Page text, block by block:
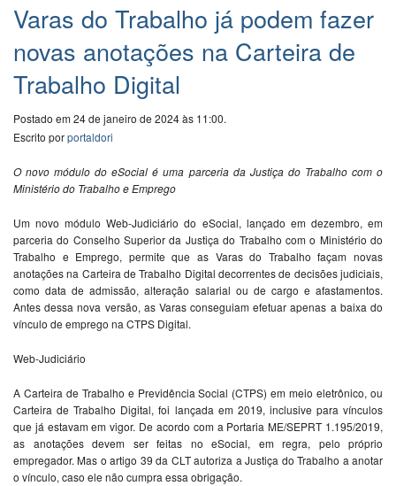
Varas do Trabalho já podem fazer
novas anotações na Carteira de
Trabalho Digital
Postado em 24 de janeiro de 2024 às 11:00.
Escrito porportaldori
O novo módulo do eSocial é uma parceria da Justiça do Trabalho com o
Ministério do Trabalho e Emprego
Um novo módulo Web-Judiciário do eSocial, lançado em dezembro, em
parceria do Conselho Superior da Justiça do Trabalho com o Ministério do
Trabalho e Emprego, permite que as Varas do Trabalho façam novas
anotações na Carteira de Trabalho Digital decorrentes de decisões judiciais,
como data de admissão, alteração salarial ou de cargo e afastamentos.
Antes dessa nova versão, as Varas conseguiam efetuar apenas a baixa do
vínculo de emprego na CTPS Digital.
Web-Judiciário
A Carteira de Trabalho e Previdência Social (CTPS) em meio eletrônico, ou
Carteira de Trabalho Digital, foi lançada em 2019, inclusive para vínculos
que já estavam em vigor. De acordo com a Portaria ME/SEPRT 1.195/2019,
as anotações devem ser feitas no eSocial, em regra, pelo próprio
empregador. Mas o artigo 39 da CLT autoriza a Justiça do Trabalho a anotar
o vínculo, caso ele não cumpra essa obrigação.